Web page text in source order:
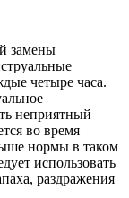
замены
четыре часа.
неприятный
во время
нормы в таком
использовать
раздражения